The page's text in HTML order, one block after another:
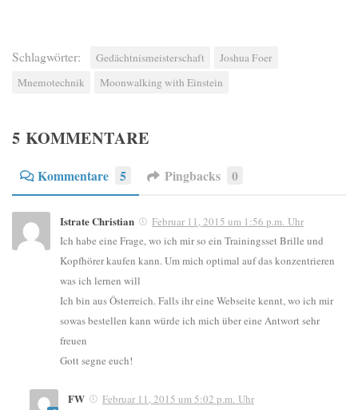
Schlagwörter: Gedächtnismeisterschaft
Joshua Foer
Mnemotechnik
Moonwalking with Einstein
5 KOMMENTARE
Kommentare 5 Pingbacks 0
Istrate Christian
Februar 11, 2015 um 1:56 p.m. Uhr
Ich habe eine Frage, wo ich mir so ein Trainingsset Brille und
Kopfhörer kaufen kann. Um mich optimal auf das konzentrieren
was ich lernen will
Ich bin aus Österreich. Falls ihr eine Webseite kennt, wo ich mir
sowas bestellen kann würde ich mich über eine Antwort sehr
freuen
Gott segne euch!
FW
Februar 11, 2015 um 5:02 p.m. Uhr